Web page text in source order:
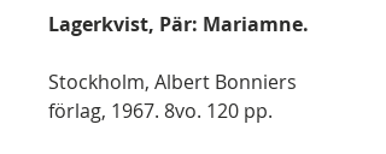
Lagerkvist, Pär: Mariamne.
Stockholm, Albert Bonniers
förlag, 1967. 8vo. 120 pp.